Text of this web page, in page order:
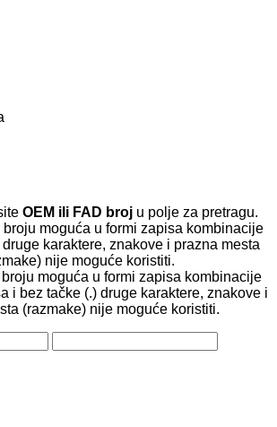
OEM ili FAD broj u polje za pretragu.
broju moguća u formi zapisa kombinacije
druge karaktere, znakove i prazna mesta
nije moguće koristiti.
moguća u formi zapisa kombinacije
i bez tačke (.) druge karaktere, znakove i
(razmake) nije moguće koristiti.